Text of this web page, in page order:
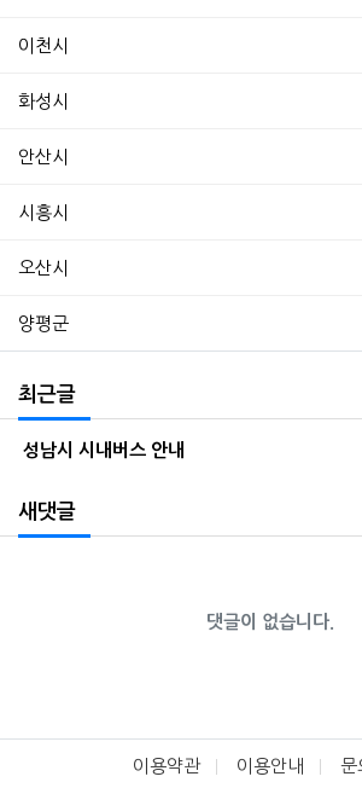
이천시
화성시
안산시
시흥시
오산시
양평군
최근글
성남시 시내버스 안내
새댓글
댓글이 없습니다.
이용약관 이용안내 문